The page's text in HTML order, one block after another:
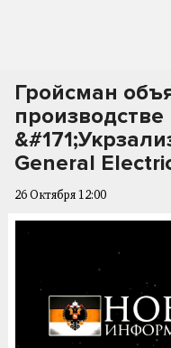
Гройсман
производстве
General
26 Октября 12:00